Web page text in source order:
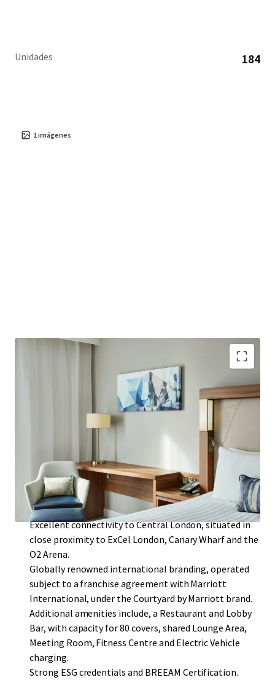
Unidades 184
1imágenes
Purpose-built hotel providing 184 bedrooms with an
average size of 22 sqm. Opened in 2021 with further
upside potential to add 12 further bedrooms, subject
to planning consent.
Well-located less than a 10-minute walk from London
City Airport, which plans to increase capacity to 9
million passengers by 2031.
Excellent connectivity to Central London, situated in
close proximity to ExCel London, Canary Wharf and the
O2 Arena.
Globally renowned international branding, operated
subject to a franchise agreement with Marriott
International, under the Courtyard by Marriott brand.
Additional amenities include, a Restaurant and Lobby
Bar, with capacity for 80 covers, shared Lounge Area,
Meeting Room, Fitness Centre and Electric Vehicle
charging.
Strong ESG credentials and BREEAM Certification.